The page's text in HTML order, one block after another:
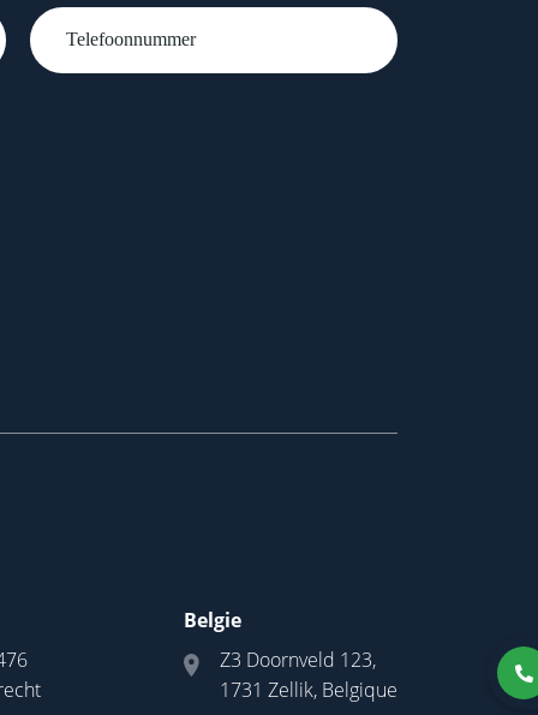
Telefoonnummer
Belgie
Z3 Doornveld 123,
1731 Zellik, Belgique